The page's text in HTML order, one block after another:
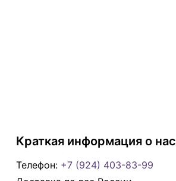
Краткая информация о нас
Телефон: +7 (924) 403-83-99